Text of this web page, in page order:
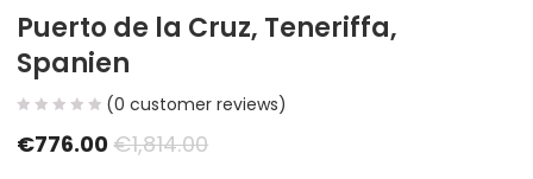
Puerto de la Cruz, Teneriffa,
Spanien
(0 customer reviews)
€776.00€1,814.00